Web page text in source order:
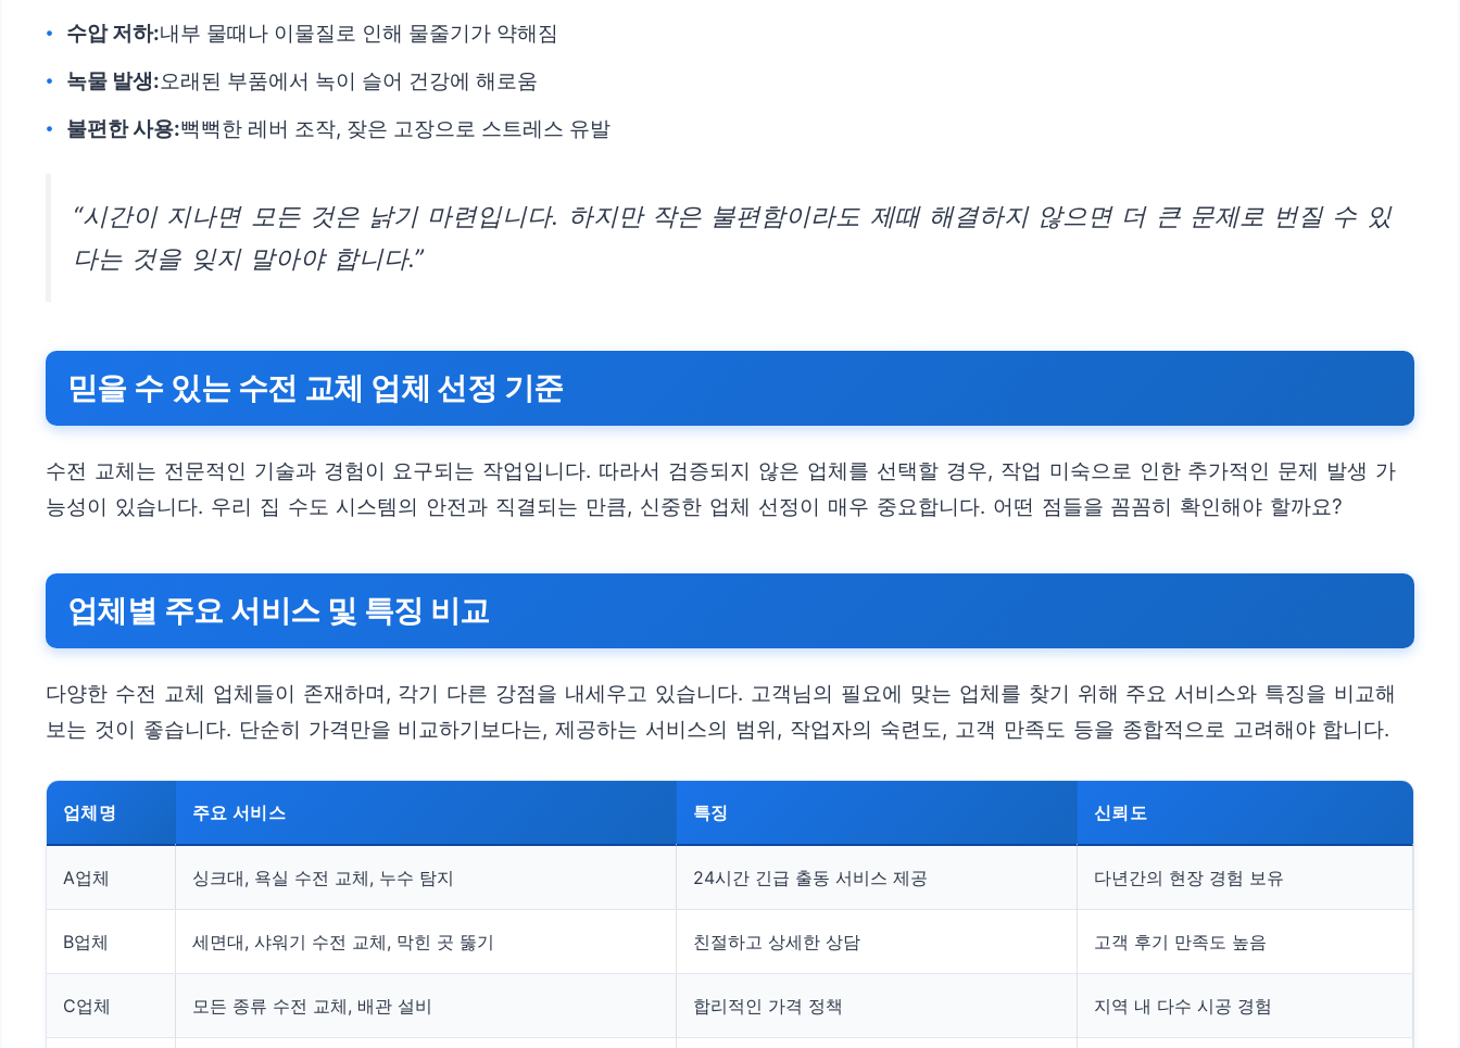
수압 저하:내부 물때나 이물질로 인해 물줄기가 약해짐
녹물 발생:오래된 부품에서 녹이 슬어 건강에 해로움
불편한 사용:뻑뻑한 레버 조작, 잦은 고장으로 스트레스 유발
“시간이 지나면 모든 것은 낡기 마련입니다. 하지만 작은 불편함이라도 제때 해결하지 않으면 더 큰 문제로 번질 수 있
다는 것을 잊지 말아야 합니다.”
믿을 수 있는 수전 교체 업체 선정 기준
수전 교체는 전문적인 기술과 경험이 요구되는 작업입니다. 따라서 검증되지 않은 업체를 선택할 경우, 작업 미숙으로 인한 추가적인 문제 발생 가
능성이 있습니다. 우리 집 수도 시스템의 안전과 직결되는 만큼, 신중한 업체 선정이 매우 중요합니다. 어떤 점들을 꼼꼼히 확인해야 할까요?
업체별 주요 서비스 및 특징 비교
다양한 수전 교체 업체들이 존재하며, 각기 다른 강점을 내세우고 있습니다. 고객님의 필요에 맞는 업체를 찾기 위해 주요 서비스와 특징을 비교해
보는 것이 좋습니다. 단순히 가격만을 비교하기보다는, 제공하는 서비스의 범위, 작업자의 숙련도, 고객 만족도 등을 종합적으로 고려해야 합니다.
업체명 주요 서비스 특징 신뢰도
A업체 싱크대, 욕실 수전 교체, 누수 탐지 24시간 긴급 출동 서비스 제공 다년간의 현장 경험 보유
B업체 세면대, 샤워기 수전 교체, 막힌 곳 뚫기 친절하고 상세한 상담 고객 후기 만족도 높음
C업체 모든 종류 수전 교체, 배관 설비 합리적인 가격 정책 지역 내 다수 시공 경험